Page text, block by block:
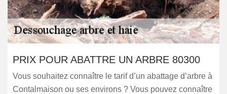
PRIX POUR ABATTRE UN ARBRE 80300
Vous souhaitez connaître le tarif d’un abattage d’arbre à
Contalmaison ou ses environs ? Vous pouvez connaître